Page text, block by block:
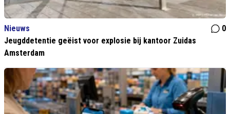
Nieuws
0
Jeugddetentie geëist voor explosie bij kantoor Zuidas
Amsterdam